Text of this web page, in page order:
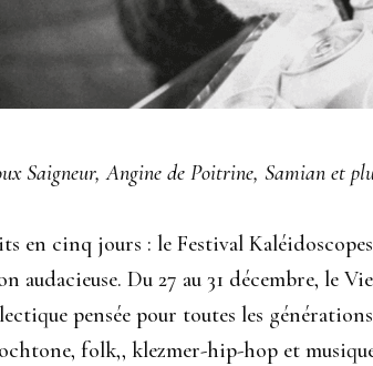
Saigneur, Angine de Poitrine, Samian et
en cinq jours : le Festival
audacieuse. Du 27 au 31 décembre, le
pensée pour toutes les
folk,, klezmer-hip-hop et